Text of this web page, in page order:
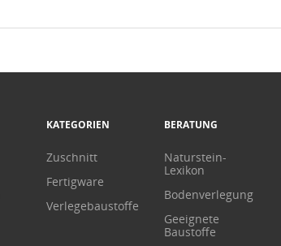
KATEGORIEN
Zuschnitt
Fertigware
Verlegebaustoffe
BERATUNG
Naturstein-
Lexikon
Bodenverlegung
Geeignete
Baustoffe